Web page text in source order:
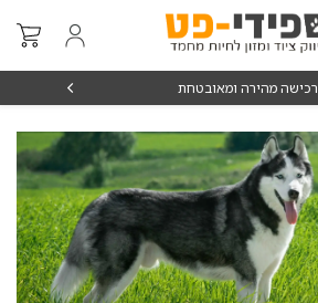
רכישה מהירה ומאובטחת